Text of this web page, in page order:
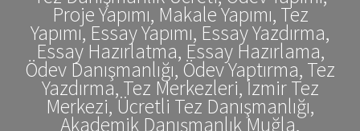
Proje Yapımı, Makale Yapımı, Tez
Yapımı, Essay Yapımı, Essay Yazdırma,
Essay Hazırlatma, Essay Hazırlama,
Ödev Danışmanlığı, Ödev Yaptırma, Tez
Yazdırma, Tez Merkezleri, İzmir Tez
Merkezi, Ücretli Tez Danışmanlığı,
Akademik Danışmanlık Muğla,